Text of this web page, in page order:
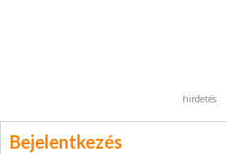
hirdetés
Bejelentkezés